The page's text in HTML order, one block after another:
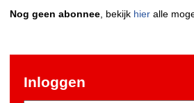
Nog geen abonnee , bekijk hier alle
Inloggen